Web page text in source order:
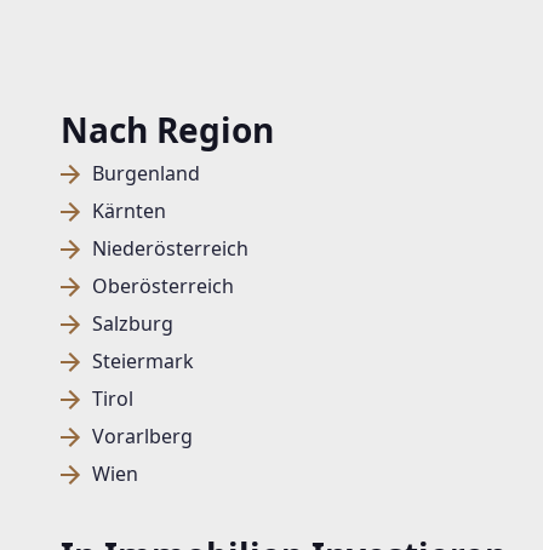
Nach Region
Burgenland
Kärnten
Niederösterreich
Oberösterreich
Salzburg
Steiermark
Tirol
Vorarlberg
Wien